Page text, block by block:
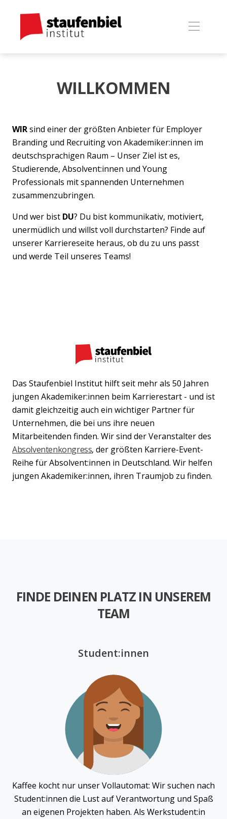
WILLKOMMEN
WIRsind einer der größten Anbieter für Employer
Branding und Recruiting von Akademiker:innen im
deutschsprachigen Raum – Unser Ziel ist es,
Studierende, Absolvent:innen und Young
Professionals mit spannenden Unternehmen
zusammenzubringen.
Und wer bist DU? Du bist kommunikativ, motiviert,
unermüdlich und willst voll durchstarten? Finde auf
unserer Karriereseite heraus, ob du zu uns passt
und werde Teil unseres Teams!
Das Staufenbiel Institut hilft seit mehr als 50 Jahren
jungen Akademiker:innen beim Karrierestart - und ist
damit gleichzeitig auch ein wichtiger Partner für
Unternehmen, die bei uns ihre neuen
Mitarbeitenden finden. Wir sind der Veranstalter des
Absolventenkongress, der größten Karriere-Event-
Reihe für Absolvent:innen in Deutschland. Wir helfen
jungen Akademiker:innen, ihren Traumjob zu finden.
FINDE DEINEN PLATZ IN UNSEREM
TEAM
Student:innen
Kaffee kocht nur unser Vollautomat: Wir suchen nach
Student:innen die Lust auf Verantwortung und Spaß
an eigenen Projekten haben. Als Werkstudent:in